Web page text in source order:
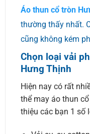
Áo thun cổ tròn
thường thấy nhất.
cũng không kém
Chọn loại vải
Hưng Thịnh
Hiện nay có rất
thể may áo thun
thiệu các bạn 1 số